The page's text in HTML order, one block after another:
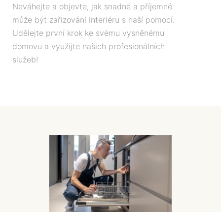
Neváhejte a objevte, jak snadné a příjemné
může být zařizování interiéru s naší pomocí.
Udělejte první krok ke svému vysněnému
domovu a využijte našich profesionálních
služeb!